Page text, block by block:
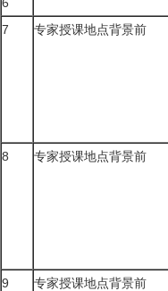
7
专家授课地点背景前
8 专家授课地点背景前
9 专家授课地点背景前